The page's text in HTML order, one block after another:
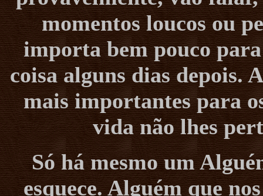
momentos loucos ou
importa bem pouco
coisa alguns dias depois.
mais importantes para
vida não lhes
Só há mesmo um
esquece. Alguém que